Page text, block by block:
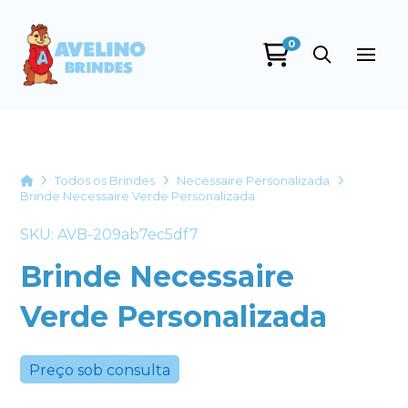
0
HomeTodos os Brindes
Necessaire Personalizada
Brinde Necessaire Verde Personalizada
SKU: AVB-209ab7ec5df7
Brinde Necessaire
Verde Personalizada
Preço sob consulta